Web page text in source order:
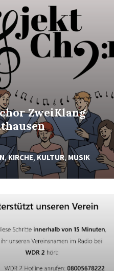
ZweiKlang
,KIRCHE, KULTUR,MUSIK